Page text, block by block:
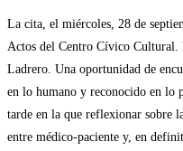
La cita, el miércoles, 28 de
Actos del Centro Cívico Cultural.
Ladrero. Una oportunidad de
en lo humano y reconocido en lo
tarde en la que reflexionar sobre
entre médico-paciente y, en